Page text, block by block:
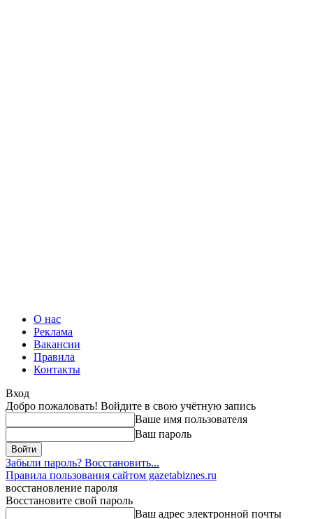
О нас
Реклама
Вакансии
Правила
Контакты
Вход
Добро пожаловать! Войдите в свою учётную запись
Ваше имя пользователя
Ваш пароль
Забыли пароль? Восстановить...
Правила пользования сайтом gazetabiznes.ru
восстановление пароля
Восстановите свой пароль
Ваш адрес электронной почты